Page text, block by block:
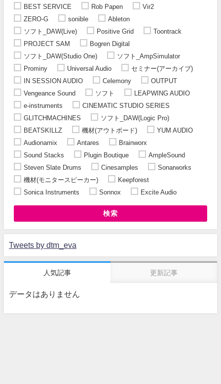
BEST SERVICE
Rob Papen
Vir2
ZERO-G
sonible
Ableton
ソフト_DAW(Live)
Positive Grid
Toontrack
PROJECT SAM
Bogren Digital
ソフト_DAW(Studio One)
ソフト_AmpSimulator
Prominy
Universal Audio
セミナー(アーカイブ)
IN SESSION AUDIO
Celemony
OUTPUT
Vengeance Sound
ソフト
LEAPWING AUDIO
e-instruments
CINEMATIC STUDIO SERIES
GLITCHMACHINES
ソフト_DAW(Logic Pro)
BEATSKILLZ
機材(アウトボード)
YUM AUDIO
Audionamix
Antares
Brainworx
Sound Stacks
Plugin Boutique
AmpleSound
Steven Slate Drums
Cinesamples
Sonarworks
機材(モニタースピーカー)
Keepforest
Sonica Instruments
Sonnox Excite Audio
検索
Tweets by dtm_eva
人気記事 更新記事
データはありません